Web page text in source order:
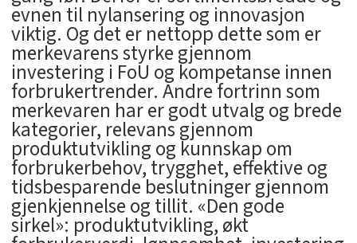
evnen til nylansering og innovasjon
viktig. Og det er nettopp dette som er
merkevarens styrke gjennom
investering i FoU og kompetanse innen
forbrukertrender. Andre fortrinn som
merkevaren har er godt utvalg og brede
kategorier, relevans gjennom
produktutvikling og kunnskap om
forbrukerbehov, trygghet, effektive og
tidsbesparende beslutninger gjennom
gjenkjennelse og tillit. «Den gode
sirkel»: produktutvikling, økt